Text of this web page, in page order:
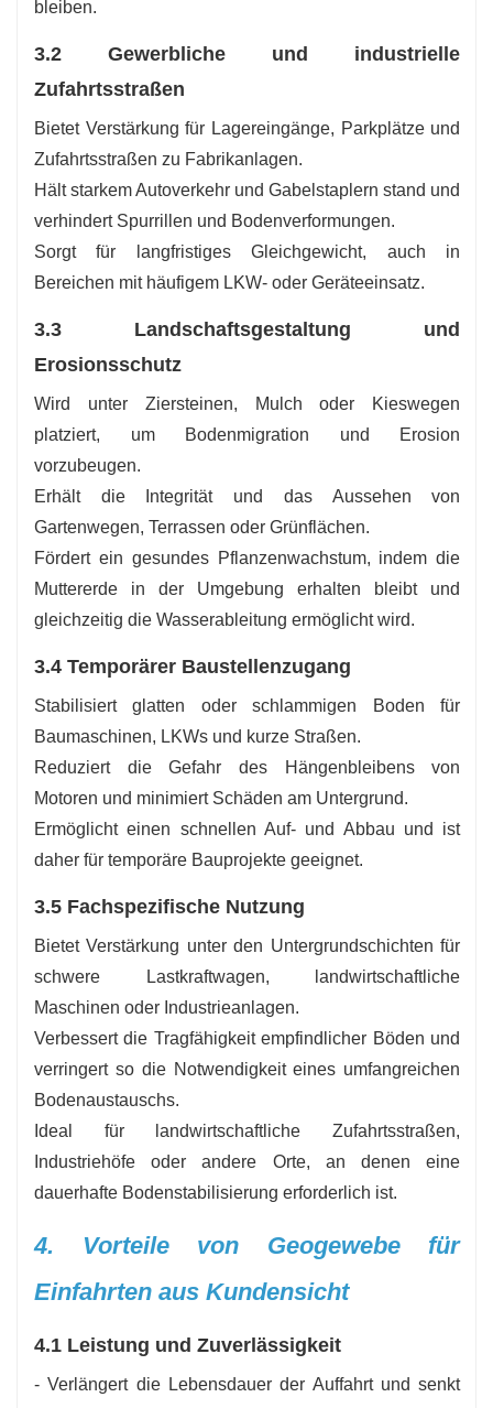
bleiben.
3.2 Gewerbliche und industrielle
Zufahrtsstraßen
Bietet Verstärkung für Lagereingänge, Parkplätze und
Zufahrtsstraßen zu Fabrikanlagen.
Hält starkem Autoverkehr und Gabelstaplern stand und
verhindert Spurrillen und Bodenverformungen.
Sorgt für langfristiges Gleichgewicht, auch in
Bereichen mit häufigem LKW- oder Geräteeinsatz.
3.3 Landschaftsgestaltung und
Erosionsschutz
Wird unter Ziersteinen, Mulch oder Kieswegen
platziert, um Bodenmigration und Erosion
vorzubeugen.
Erhält die Integrität und das Aussehen von
Gartenwegen, Terrassen oder Grünflächen.
Fördert ein gesundes Pflanzenwachstum, indem die
Muttererde in der Umgebung erhalten bleibt und
gleichzeitig die Wasserableitung ermöglicht wird.
3.4 Temporärer Baustellenzugang
Stabilisiert glatten oder schlammigen Boden für
Baumaschinen, LKWs und kurze Straßen.
Reduziert die Gefahr des Hängenbleibens von
Motoren und minimiert Schäden am Untergrund.
Ermöglicht einen schnellen Auf- und Abbau und ist
daher für temporäre Bauprojekte geeignet.
3.5 Fachspezifische Nutzung
Bietet Verstärkung unter den Untergrundschichten für
schwere Lastkraftwagen, landwirtschaftliche
Maschinen oder Industrieanlagen.
Verbessert die Tragfähigkeit empfindlicher Böden und
verringert so die Notwendigkeit eines umfangreichen
Bodenaustauschs.
Ideal für landwirtschaftliche Zufahrtsstraßen,
Industriehöfe oder andere Orte, an denen eine
dauerhafte Bodenstabilisierung erforderlich ist.
4. Vorteile von Geogewebe für
Einfahrten aus Kundensicht
4.1 Leistung und Zuverlässigkeit
- Verlängert die Lebensdauer der Auffahrt und senkt